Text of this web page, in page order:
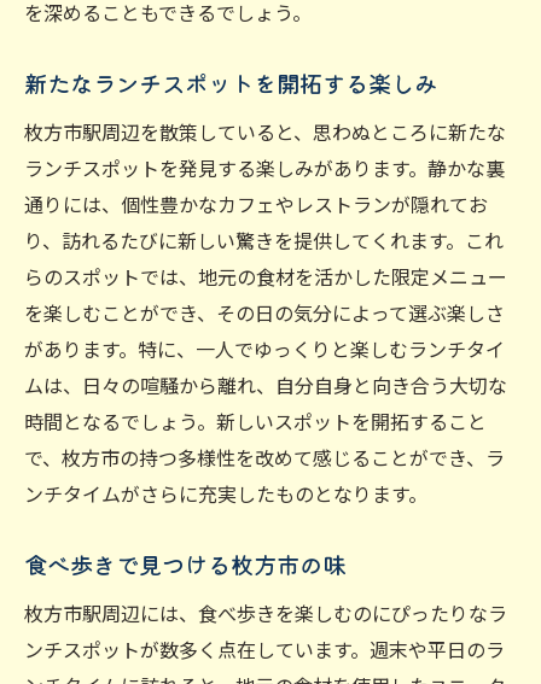
を深めることもできるでしょう。
新たなランチスポットを開拓する楽しみ
枚方市駅周辺を散策していると、思わぬところに新たな
ランチスポットを発見する楽しみがあります。静かな裏
通りには、個性豊かなカフェやレストランが隠れてお
り、訪れるたびに新しい驚きを提供してくれます。これ
らのスポットでは、地元の食材を活かした限定メニュー
を楽しむことができ、その日の気分によって選ぶ楽しさ
があります。特に、一人でゆっくりと楽しむランチタイ
ムは、日々の喧騒から離れ、自分自身と向き合う大切な
時間となるでしょう。新しいスポットを開拓すること
で、枚方市の持つ多様性を改めて感じることができ、ラ
ンチタイムがさらに充実したものとなります。
食べ歩きで見つける枚方市の味
枚方市駅周辺には、食べ歩きを楽しむのにぴったりなラ
ンチスポットが数多く点在しています。週末や平日のラ